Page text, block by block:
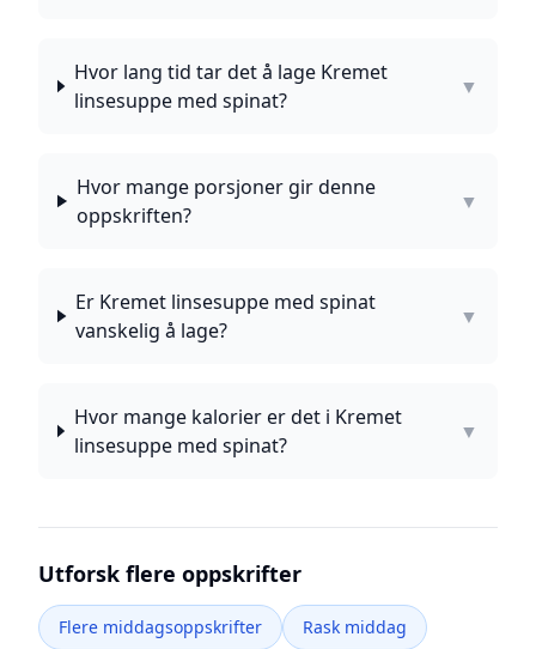
Hvor lang tid tar det å lage Kremet
linsesuppe med spinat?
▼
Hvor mange porsjoner gir denne
oppskriften?
▼
Er Kremet linsesuppe med spinat
vanskelig å lage?
▼
Hvor mange kalorier er det i Kremet
linsesuppe med spinat?
▼
Utforsk flere oppskrifter
Flere middagsoppskrifter
Rask middag